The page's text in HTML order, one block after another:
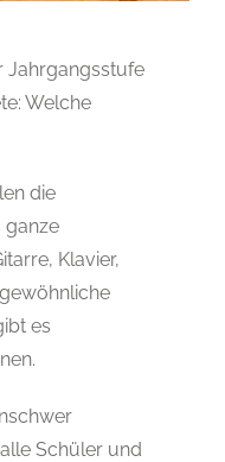
Jahrgangsstufe
Welche
die
ganze
Klavier,
es
Schüler und